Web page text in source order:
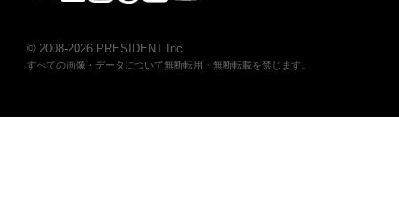
© 2008-2026 PRESIDENT Inc.
すべての画像・データについて無断転用・無断転載を禁じます。